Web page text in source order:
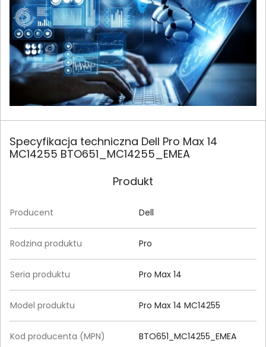
Specyfikacja techniczna Dell Pro Max 14
MC14255 BTO651_MC14255_EMEA
Produkt
Producent Dell
Rodzina produktu Pro
Seria produktu Pro Max 14
Model produktu Pro Max 14 MC14255
Kod producenta (MPN) BTO651_MC14255_EMEA